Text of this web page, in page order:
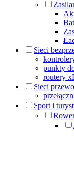
Sieci
punkty
routery
Sieci
Sport i